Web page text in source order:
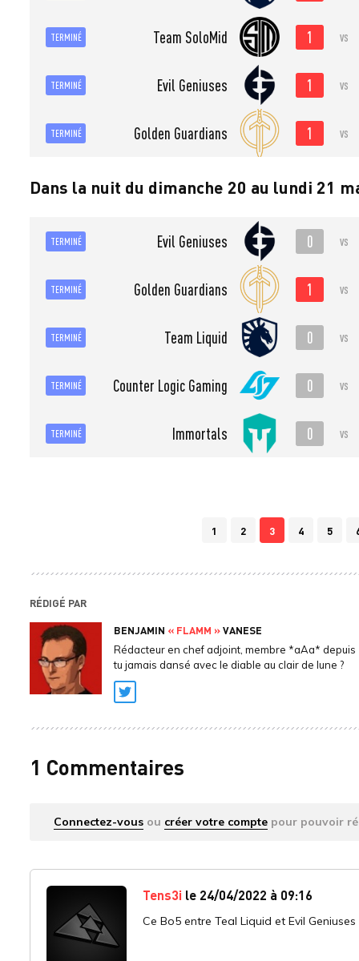
TERMINÉ Team SoloMid 1 vs
TERMINÉ Evil Geniuses 1 vs
TERMINÉ Golden Guardians 1 vs
Dans la nuit du dimanche 20 au lundi 21
TERMINÉ Evil Geniuses 0 vs
TERMINÉ Golden Guardians 1 vs
TERMINÉ Team Liquid 0 vs
TERMINÉ Counter Logic Gaming 0 vs
TERMINÉ Immortals 0 vs
1 2 3 4 5
RÉDIGÉ PAR
BENJAMIN « FLAMM »VANESE
Rédacteur en chef adjoint, membre *aAa* depuis
tu jamais dansé avec le diable au clair de lune ?
Twitter
1 Commentaires
Connectez-vous ou créer votre compte pour pouvoir
Tens3i le 24/04/2022 à 09:16
Ce Bo5 entre Teal Liquid et Evil